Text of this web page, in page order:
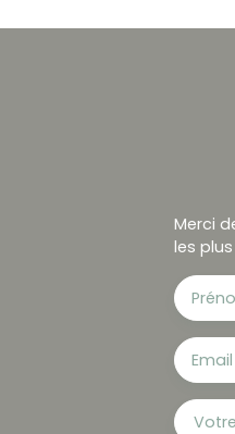
Merci
les
Email